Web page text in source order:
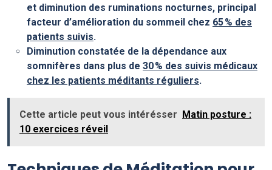
et diminution des ruminations nocturnes, principal
facteur d’amélioration du sommeil chez 65 % des
patients suivis.
Diminution constatée de la dépendance aux
somnifères dans plus de 30 % des suivis médicaux
chez les patients méditants réguliers.
Cette article peut vous intérésser
Matin posture :
10 exercices réveil